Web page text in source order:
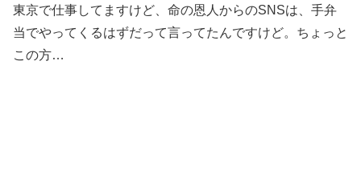
東京で仕事してますけど、命の恩人からのSNSは、手弁
当でやってくるはずだって言ってたんですけど。ちょっと
この方…